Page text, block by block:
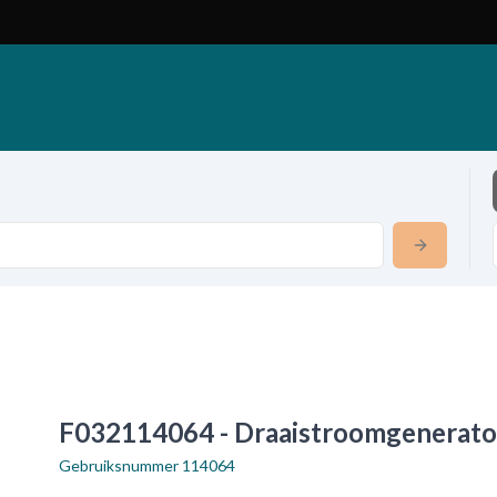
F032114064 -
Gebruiksnummer 114064